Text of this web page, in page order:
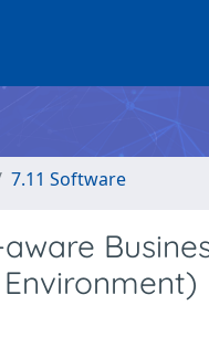
7.11 Software
aware